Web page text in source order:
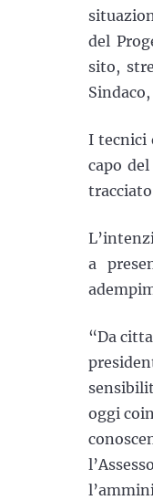
del
sito,
I tecnici
capo
a
“Da
oggi